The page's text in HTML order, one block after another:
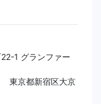
1 グランファー
東京都新宿区大京